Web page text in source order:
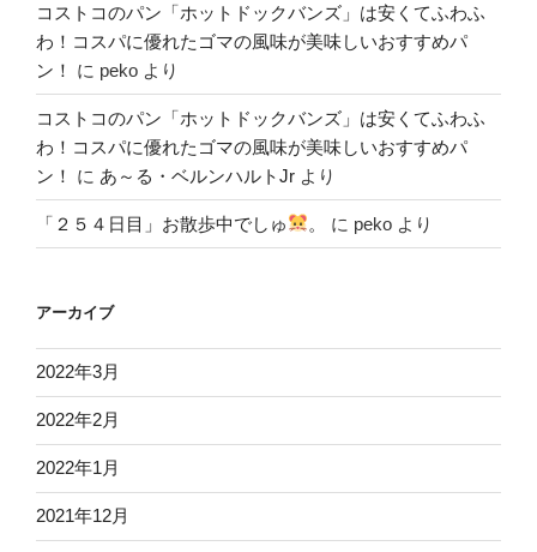
コストコのパン「ホットドックバンズ」は安くてふわふ
わ！コスパに優れたゴマの風味が美味しいおすすめパ
ン！
に peko より
コストコのパン「ホットドックバンズ」は安くてふわふ
わ！コスパに優れたゴマの風味が美味しいおすすめパ
ン！
に あ～る・ベルンハルトJr より
「２５４日目」お散歩中でしゅ 。 に peko より
アーカイブ
2022年3月
2022年2月
2022年1月
2021年12月